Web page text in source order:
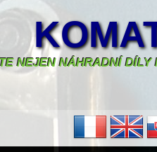
NEJEN NÁHRADNÍ DÍLY